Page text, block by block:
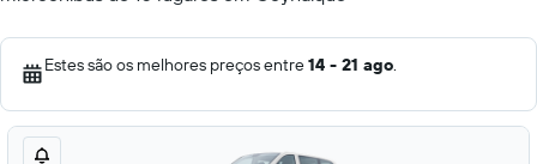
Estes são os melhores preços entre14 - 21 ago.